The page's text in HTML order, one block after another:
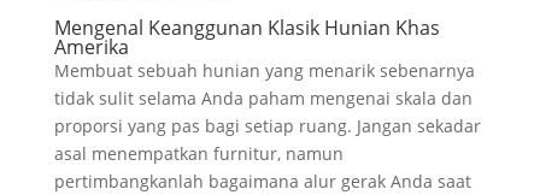
Mengenal Keanggunan Klasik Hunian Khas
Amerika
Membuat sebuah hunian yang menarik sebenarnya
tidak sulit selama Anda paham mengenai skala dan
proporsi yang pas bagi setiap ruang. Jangan sekadar
asal menempatkan furnitur, namun
pertimbangkanlah bagaimana alur gerak Anda saat